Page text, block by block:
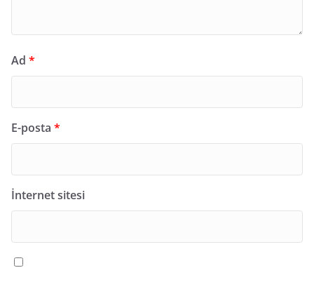
Ad *
E-posta *
İnternet sitesi